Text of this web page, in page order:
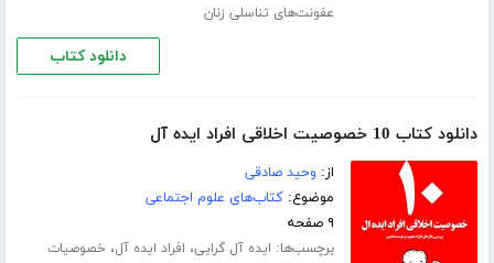
عفونت‌های تناسلی زنان
دانلود کتاب
دانلود کتاب 10 خصوصیت اخلاقی افراد ایده آل
از: وحید صادقی
موضوع:کتاب‌های علوم اجتماعی
۹ صفحه
برچسب‌ها: ایده آل گرایی، افراد ایده آل، خصوصیات